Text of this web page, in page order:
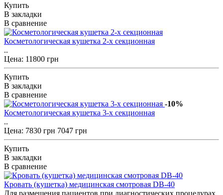
Купить
В закладки
В сравнение
Косметологическая кушетка 2-х секционная
..
Цена: 11800 грн
Купить
В закладки
В сравнение
-10%
Косметологическая кушетка 3-х секционная
..
Цена: 7830 грн 7047 грн
Купить
В закладки
В сравнение
Кровать (кушетка) медицинская смотровая DB-40
Для размещения пациентов при диагностических процедурах